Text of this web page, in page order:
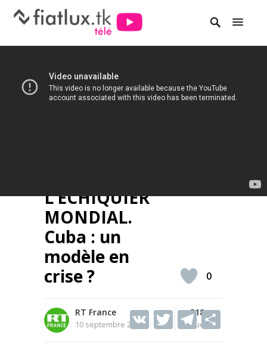
L’ECHIQUIER
MONDIAL.
Cuba : un
modèle en
crise ?
RT France
10 septembre 2021
518
Vues
V T T
0